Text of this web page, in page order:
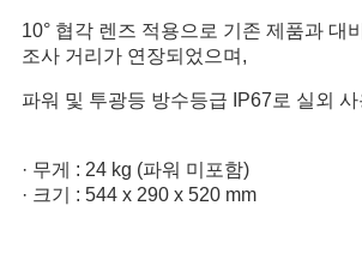
10° 협각 렌즈 적용으로 기존 제품과 대
조사 거리가 연장되었으며,
파워 및 투광등 방수등급 IP67로 실외
· 무게 : 24 kg (파워 미포함)
· 크기 : 544 x 290 x 520 mm